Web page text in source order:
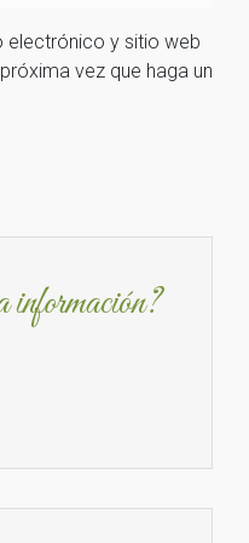
electrónico y sitio web
vez que haga un
información?